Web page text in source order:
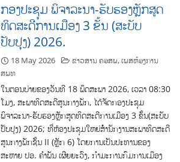
ກອງປະຊຸມ ພິຈາລະນາ-ຮັບຮອງຫຼັກສູດ
ທິດສະດີການເມືອງ 3 ຂັ້ນ (ສະບັບ
ປັບປຸງ) 2026.
18 May 2026 ຂ່າວສານ ຄອສພ,ເພສຫ້ອງການ
ສພທ
ໃນຕອນບ່າຍຂອງວັນທີ 18 ພຶດສະພາ 2026, ເວລາ 08:30
ໂມງ, ສະພາທິດສະດີສູນກາງພັກ, ໄດ້ຈັດກອງປະຊຸມ
ພິຈາລະນາ-ຮັບຮອງຫຼັກສູດທິດສະດີການເມືອງ 3 ຂັ້ນ(ສະບັບ
ປັບປຸງ) 2026; ທີ່ຫ້ອງປະຊຸມໃຫຍ່ສໍໍານັກງານສະພາທິດສະດີ
ສູນກາງພັກຊັ້ນ II (ຫຼັກ 6) ໂດຍການເປັນປະທານຂອງ
ສະຫາຍ ປອ. ຄໍາພັນ ເຜີຍຍະວົງ, ກໍາມະການກົມການເມືອງ